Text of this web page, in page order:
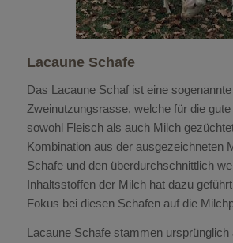
Lacaune Schafe
Das Lacaune Schaf ist eine sogenannte
Zweinutzungsrasse, welche für die
sowohl Fleisch als auch Milch
Kombination aus der ausgezeichneten
Schafe und den überdurchschnittlich
Inhaltsstoffen der Milch hat dazu
Fokus bei diesen Schafen auf die
Lacaune Schafe stammen ursprünglich